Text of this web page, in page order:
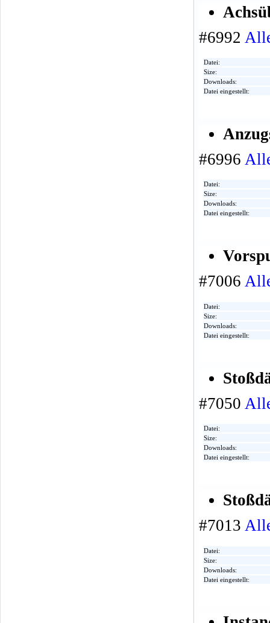
#6992
Datei:
Size:
Downloads:
Datei eingestellt:
#6996
Datei:
Size:
Downloads:
Datei eingestellt:
#7006
Datei:
Size:
Downloads:
Datei eingestellt:
#7050
Datei:
Size:
Downloads:
Datei eingestellt:
#7013
Datei:
Size:
Downloads:
Datei eingestellt: